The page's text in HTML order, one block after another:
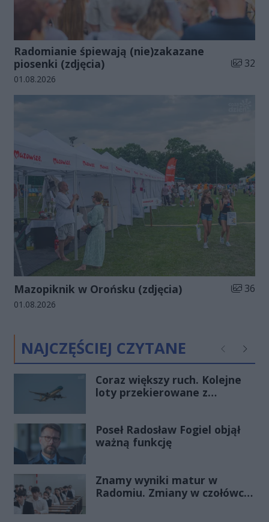
Radomianie śpiewają (nie)zakazane
piosenki (zdjęcia)
Liczba
32
Data dodania galerii:
01.08.2026
Mazopiknik w Orońsku (zdjęcia) Liczba
36
Data dodania galerii:
01.08.2026
NAJCZĘŚCIEJ CZYTANE Poprzednie
Coraz większy ruch. Kolejne
loty przekierowane z
Poseł Radosław Fogiel objął
ważną funkcję
Znamy wyniki matur w
Radomiu. Zmiany w czołówce